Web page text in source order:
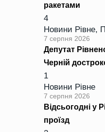
ракетами
4
Новини Рівне,
7 серпня 2026
Депутат
Черній
1
Новини Рівне
7 серпня 2026
Відсьогодні у
проїзд